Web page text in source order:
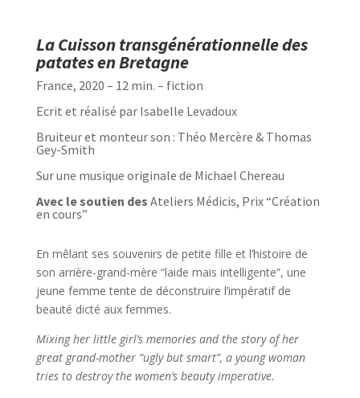
La Cuisson transgénérationnelle des
patates en Bretagne
France, 2020 – 12 min. – fiction
Ecrit et réalisé par Isabelle Levadoux
Bruiteur et monteur son : Théo Mercère & Thomas
Gey-Smith
Sur une musique originale de Michael Chereau
Avec le soutien des Ateliers Médicis, Prix “Création
en cours”
En mêlant ses souvenirs de petite fille et l’histoire de
son arrière-grand-mère “laide mais intelligente”, une
jeune femme tente de déconstruire l’impératif de
beauté dicté aux femmes.
Mixing her little girl’s memories and the story of her
great grand-mother “ugly but smart”, a young woman
tries to destroy the women’s beauty imperative.